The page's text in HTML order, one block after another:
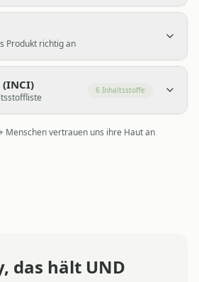
Produkt richtig an
6 Inhaltsstoffe
Menschen vertrauen uns ihre Haut an
das hält UND